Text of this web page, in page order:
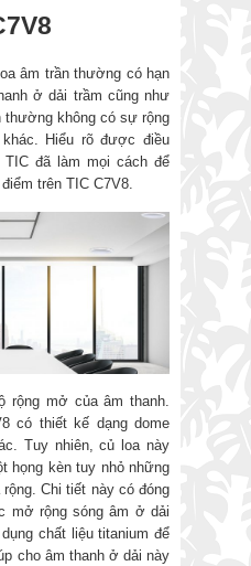
âm trần thường có hạn
ở dải trầm cũng như
thường không có sự rộng
Hiểu rõ được điều
đã làm mọi cách để
trên TIC C7V8.
rộng mở của âm thanh.
có thiết kế dạng dome
Tuy nhiên, củ loa này
họng kèn tuy nhỏ những
Chi tiết này có đóng
mở rộng sóng âm ở dải
chất liệu titanium để
cho âm thanh ở dải này